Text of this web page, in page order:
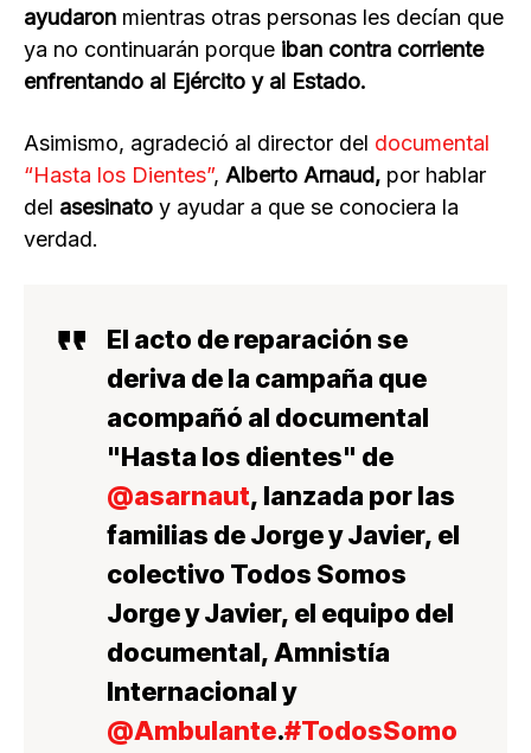
ayudaron mientras otras personas les decían que
ya no continuarán porque iban contra corriente
enfrentando al Ejército y al Estado.
Asimismo, agradeció al director del documental
“Hasta los Dientes”, Alberto Arnaud, por hablar
del asesinato y ayudar a que se conociera la
verdad.
El acto de reparación se
deriva de la campaña que
acompañó al documental
"Hasta los dientes" de
@asarnaut, lanzada por las
familias de Jorge y Javier, el
colectivo Todos Somos
Jorge y Javier, el equipo del
documental, Amnistía
Internacional y
@Ambulante.#TodosSomo